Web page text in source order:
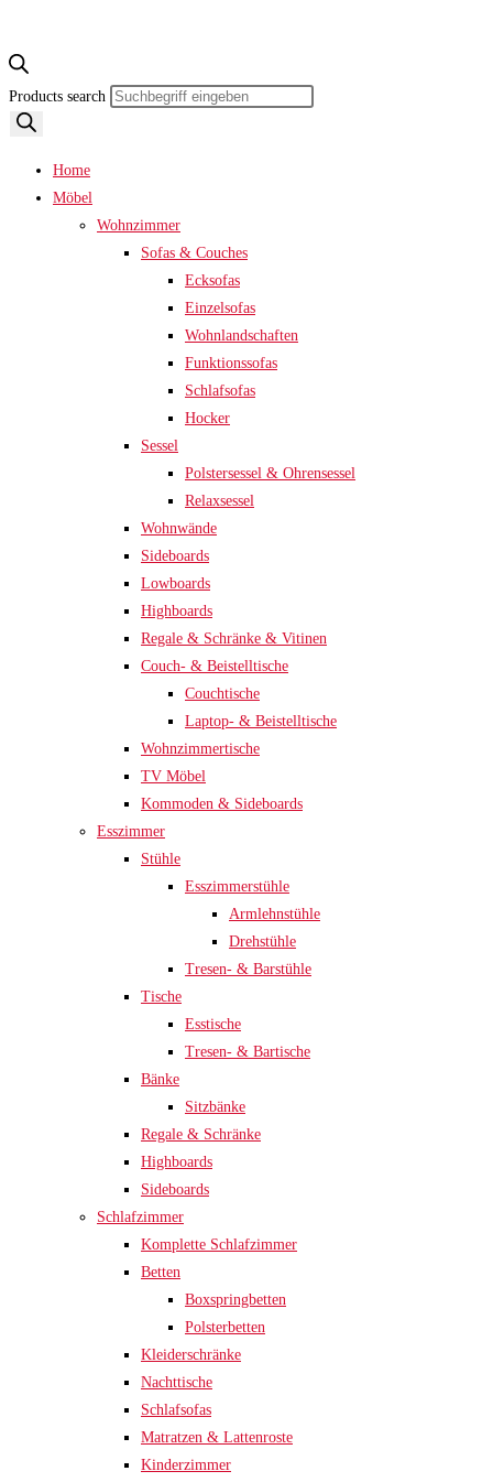
Products search
Home
Möbel
Wohnzimmer
Sofas & Couches
Ecksofas
Einzelsofas
Wohnlandschaften
Funktionssofas
Schlafsofas
Hocker
Sessel
Polstersessel & Ohrensessel
Relaxsessel
Wohnwände
Sideboards
Lowboards
Highboards
Regale & Schränke & Vitinen
Couch- & Beistelltische
Couchtische
Laptop- & Beistelltische
Wohnzimmertische
TV Möbel
Kommoden & Sideboards
Esszimmer
Stühle
Esszimmerstühle
Armlehnstühle
Drehstühle
Tresen- & Barstühle
Tische
Esstische
Tresen- & Bartische
Bänke
Sitzbänke
Regale & Schränke
Highboards
Sideboards
Schlafzimmer
Komplette Schlafzimmer
Betten
Boxspringbetten
Polsterbetten
Kleiderschränke
Nachttische
Schlafsofas
Matratzen & Lattenroste
Kinderzimmer